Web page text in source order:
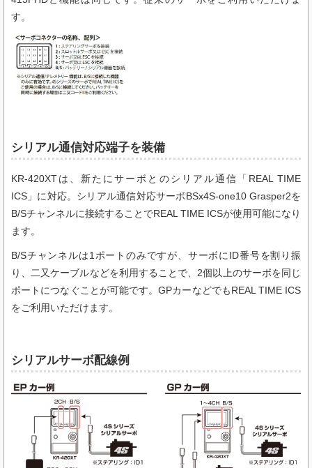
す。
シリアル通信対応端子を装備
KR-420XTは、新たにサーボとのシリアル通信「REAL TIME
ICS」に対応。シリアル通信対応サーボBSx4S-one10 Grasper2を
B/Sチャンネルに接続することでREAL TIME ICSが使用可能になり
ます。
B/Sチャンネルは1ポートのみですが、サーボにID番号を割り振
り、二又ケーブルなどを利用することで、2個以上のサーボを同じ
ポートにつなぐことが可能です。GPカーなどでもREAL TIME ICS
をご利用いただけます。
シリアルサーボ配線例